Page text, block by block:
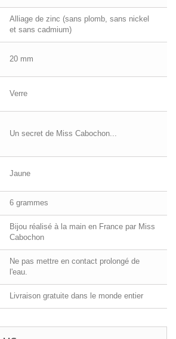
Alliage de zinc (sans plomb, sans nickel
et sans cadmium)
20 mm
Verre
Un secret de Miss Cabochon...
Jaune
6 grammes
Bijou réalisé à la main en France par Miss
Cabochon
Ne pas mettre en contact prolongé de
l'eau.
Livraison gratuite dans le monde entier